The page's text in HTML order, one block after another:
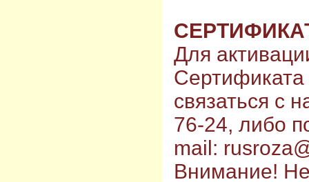
Для
связаться с
76-24, либо
mail:
Внимание!